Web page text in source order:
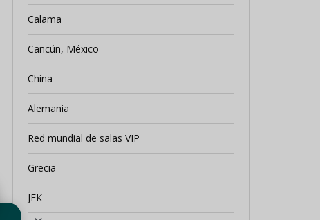
Calama
Cancún, México
China
Alemania
Red mundial de salas VIP
Grecia
JFK